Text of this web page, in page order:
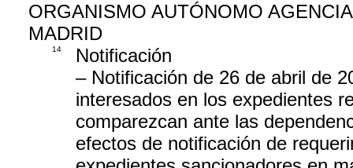
ORGANISMO AUTÓNOMO
MADRID
14
Notificación
– Notificación de 26 de abril de
interesados en los expedientes
comparezcan ante las
efectos de notificación de